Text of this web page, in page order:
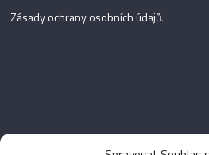
Zásady ochrany osobních údajů.